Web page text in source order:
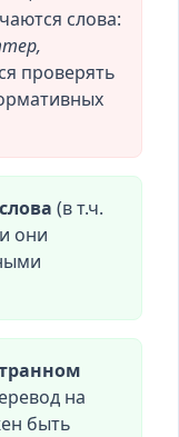
слова:
проверять
(в т.ч.
они
на
быть